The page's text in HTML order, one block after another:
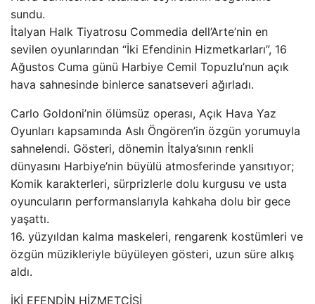
sundu.
İtalyan Halk Tiyatrosu Commedia dell’Arte’nin en
sevilen oyunlarından “İki Efendinin Hizmetkarları”, 16
Ağustos Cuma günü Harbiye Cemil Topuzlu’nun açık
hava sahnesinde binlerce sanatseveri ağırladı.
Carlo Goldoni’nin ölümsüz operası, Açık Hava Yaz
Oyunları kapsamında Aslı Öngören’in özgün yorumuyla
sahnelendi. Gösteri, dönemin İtalya’sının renkli
dünyasını Harbiye’nin büyülü atmosferinde yansıtıyor;
Komik karakterleri, sürprizlerle dolu kurgusu ve usta
oyuncuların performanslarıyla kahkaha dolu bir gece
yaşattı.
16. yüzyıldan kalma maskeleri, rengarenk kostümleri ve
özgün müzikleriyle büyüleyen gösteri, uzun süre alkış
aldı.
İKİ EFENDİN HİZMETÇİSİ